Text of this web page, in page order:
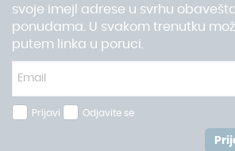
svoje imejl adrese u svrhu
ponudama. U svakom trenutku
putem linka u poruci.
Prijavi Odjavite se